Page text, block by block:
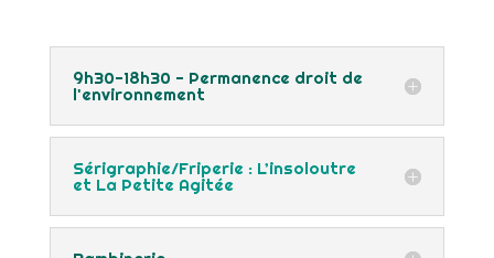
9h30-18h30 - Permanence droit de
l'environnement
Sérigraphie/Friperie : L’insoloutre
et La Petite Agitée